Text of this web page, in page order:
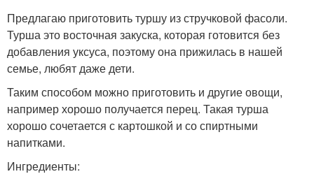
Предлагаю приготовить туршу из стручковой фасоли.
Турша это восточная закуска, которая готовится без
добавления уксуса, поэтому она прижилась в нашей
семье, любят даже дети.
Таким способом можно приготовить и другие овощи,
например хорошо получается перец. Такая турша
хорошо сочетается с картошкой и со спиртными
напитками.
Ингредиенты: